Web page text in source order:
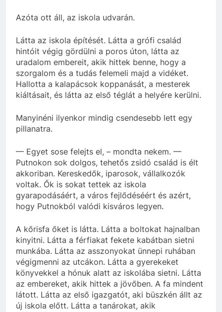
Azóta ott áll, az iskola udvarán.
Látta az iskola építését. Látta a grófi család
hintóit végig gördülni a poros úton, látta az
uradalom embereit, akik hittek benne, hogy a
szorgalom és a tudás felemeli majd a vidéket.
Hallotta a kalapácsok koppanását, a mesterek
kiáltásait, és látta az első téglát a helyére kerülni.
Manyinéni ilyenkor mindig csendesebb lett egy
pillanatra.
— Egyet sose felejts el, – mondta nekem. —
Putnokon sok dolgos, tehetős zsidó család is élt
akkoriban. Kereskedők, iparosok, vállalkozók
voltak. Ők is sokat tettek az iskola
gyarapodásáért, a város fejlődéséért és azért,
hogy Putnokból valódi kisváros legyen.
A kőrisfa őket is látta. Látta a boltokat hajnalban
kinyitni. Látta a férfiakat fekete kabátban sietni
munkába. Látta az asszonyokat ünnepi ruhában
végigmenni az utcákon. Látta a gyerekeket
könyvekkel a hónuk alatt az iskolába sietni. Látta
az embereket, akik hittek a jövőben. A fa mindent
látott. Látta az első igazgatót, aki büszkén állt az
új iskola előtt. Látta a tanárokat, akik